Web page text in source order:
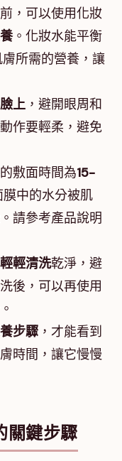
，可以使用化妝
。化妝水能平衡
所需的營養，讓
上 ，避開眼周和
作要輕柔，避免
敷面時間為15-
中的水分被肌
請參考產品說明
輕清洗乾淨，避
後，可以再使用
步驟 ，才能看到
時間，讓它慢慢
關鍵步驟